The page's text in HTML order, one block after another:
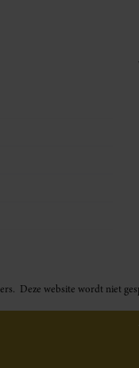
Deze website wordt niet